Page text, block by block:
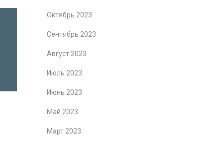
Октябрь 2023
Сентябрь 2023
Август 2023
Июль 2023
Июнь 2023
Май 2023
Март 2023